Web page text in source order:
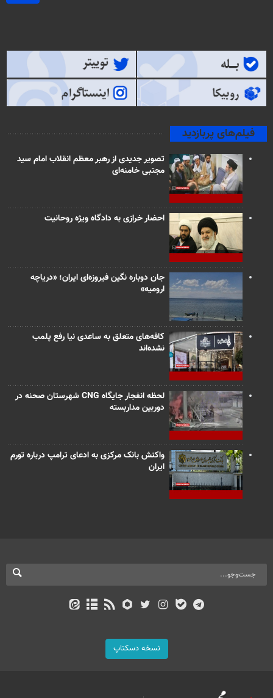
فیلم‌های پربازدید
تصویر جدیدی از رهبر معظم انقلاب امام سید
مجتبی خامنه‌ای
احضار خرازی به دادگاه ویژه روحانیت
جان دوباره نگین فیروزه‌ای ایران؛ «دریاچه
ارومیه»
کافه‌های متعلق به ساعدی نیا رفع پلمب
نشده‌اند
لحظه انفجار جایگاه CNG شهرستان صحنه در
دوربین مداربسته
واکنش بانک مرکزی به ادعای ترامپ درباره تورم
ایران
نسخه دسکتاپ